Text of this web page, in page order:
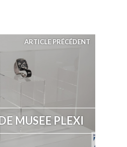
ARTICLE PRÉCÉDENT
MUSEE PLEXI